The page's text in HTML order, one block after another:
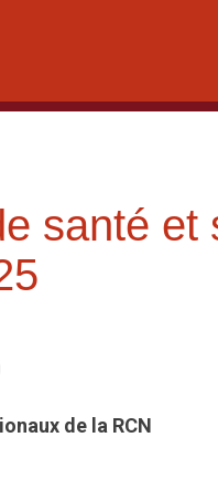
santé et
de la RCN